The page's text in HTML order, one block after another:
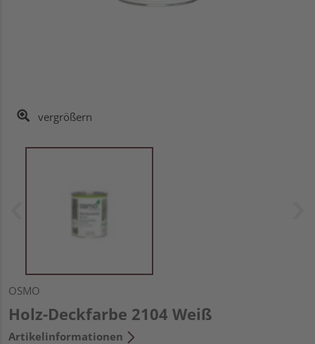
vergrößern
OSMO
Holz-Deckfarbe 2104 Weiß
Artikelinformationen